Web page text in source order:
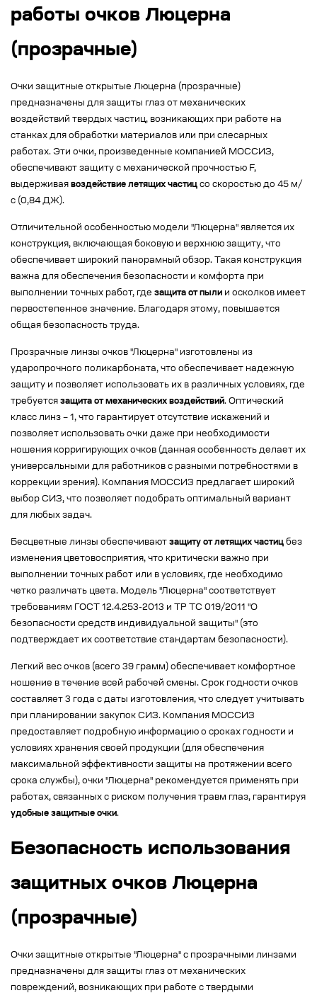
работы очков Люцерна
(прозрачные)
Очки защитные открытые Люцерна (прозрачные)
предназначены для защиты глаз от механических
воздействий твердых частиц, возникающих при работе на
станках для обработки материалов или при слесарных
работах. Эти очки, произведенные компанией МОССИЗ,
обеспечивают защиту с механической прочностью F,
выдерживая воздействие летящих частиц со скоростью до 45 м/
с (0,84 ДЖ).
Отличительной особенностью модели "Люцерна" является их
конструкция, включающая боковую и верхнюю защиту, что
обеспечивает широкий панорамный обзор. Такая конструкция
важна для обеспечения безопасности и комфорта при
выполнении точных работ, где защита от пыли и осколков имеет
первостепенное значение. Благодаря этому, повышается
общая безопасность труда.
Прозрачные линзы очков "Люцерна" изготовлены из
ударопрочного поликарбоната, что обеспечивает надежную
защиту и позволяет использовать их в различных условиях, где
требуется защита от механических воздействий. Оптический
класс линз – 1, что гарантирует отсутствие искажений и
позволяет использовать очки даже при необходимости
ношения корригирующих очков (данная особенность делает их
универсальными для работников с разными потребностями в
коррекции зрения). Компания МОССИЗ предлагает широкий
выбор СИЗ, что позволяет подобрать оптимальный вариант
для любых задач.
Бесцветные линзы обеспечивают защиту от летящих частиц без
изменения цветовосприятия, что критически важно при
выполнении точных работ или в условиях, где необходимо
четко различать цвета. Модель "Люцерна" соответствует
требованиям ГОСТ 12.4.253-2013 и ТР ТС 019/2011 "О
безопасности средств индивидуальной защиты" (это
подтверждает их соответствие стандартам безопасности).
Легкий вес очков (всего 39 грамм) обеспечивает комфортное
ношение в течение всей рабочей смены. Срок годности очков
составляет 3 года с даты изготовления, что следует учитывать
при планировании закупок СИЗ. Компания МОССИЗ
предоставляет подробную информацию о сроках годности и
условиях хранения своей продукции (для обеспечения
максимальной эффективности защиты на протяжении всего
срока службы), очки "Люцерна" рекомендуется применять при
работах, связанных с риском получения травм глаз, гарантируя
удобные защитные очки.
Безопасность использования
защитных очков Люцерна
(прозрачные)
Очки защитные открытые "Люцерна" с прозрачными линзами
предназначены для защиты глаз от механических
повреждений, возникающих при работе с твердыми